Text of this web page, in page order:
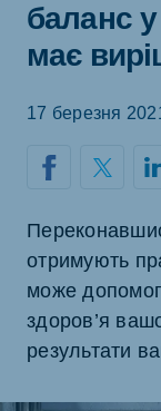
баланс у
має
17 березня
отримують
може
здоров’я
результати